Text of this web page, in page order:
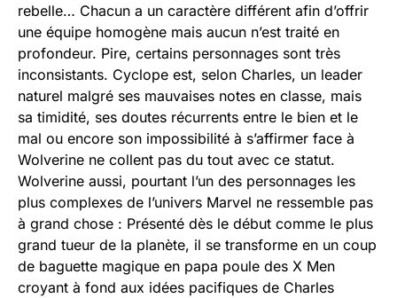
rebelle… Chacun a un caractère différent afin d’offrir
une équipe homogène mais aucun n’est traité en
profondeur. Pire, certains personnages sont très
inconsistants. Cyclope est, selon Charles, un leader
naturel malgré ses mauvaises notes en classe, mais
sa timidité, ses doutes récurrents entre le bien et le
mal ou encore son impossibilité à s’affirmer face à
Wolverine ne collent pas du tout avec ce statut.
Wolverine aussi, pourtant l’un des personnages les
plus complexes de l’univers Marvel ne ressemble pas
à grand chose : Présenté dès le début comme le plus
grand tueur de la planète, il se transforme en un coup
de baguette magique en papa poule des X Men
croyant à fond aux idées pacifiques de Charles